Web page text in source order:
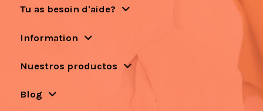
Tu as besoin d'aide?
Information
Nuestros productos
Blog